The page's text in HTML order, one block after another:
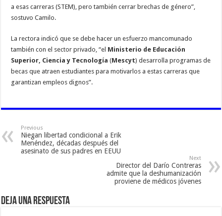
a esas carreras (STEM), pero también cerrar brechas de género”,
sostuvo Camilo.
La rectora indicó que se debe hacer un esfuerzo mancomunado
también con el sector privado, “el Ministerio de Educación
Superior, Ciencia y Tecnología(Mescyt) desarrolla programas de
becas que atraen estudiantes para motivarlos a estas carreras que
garantizan empleos dignos”.
Previous
Niegan libertad condicional a Erik
Menéndez, décadas después del
asesinato de sus padres en EEUU
Next
Director del Darío Contreras
admite que la deshumanización
proviene de médicos jóvenes
Deja una respuesta